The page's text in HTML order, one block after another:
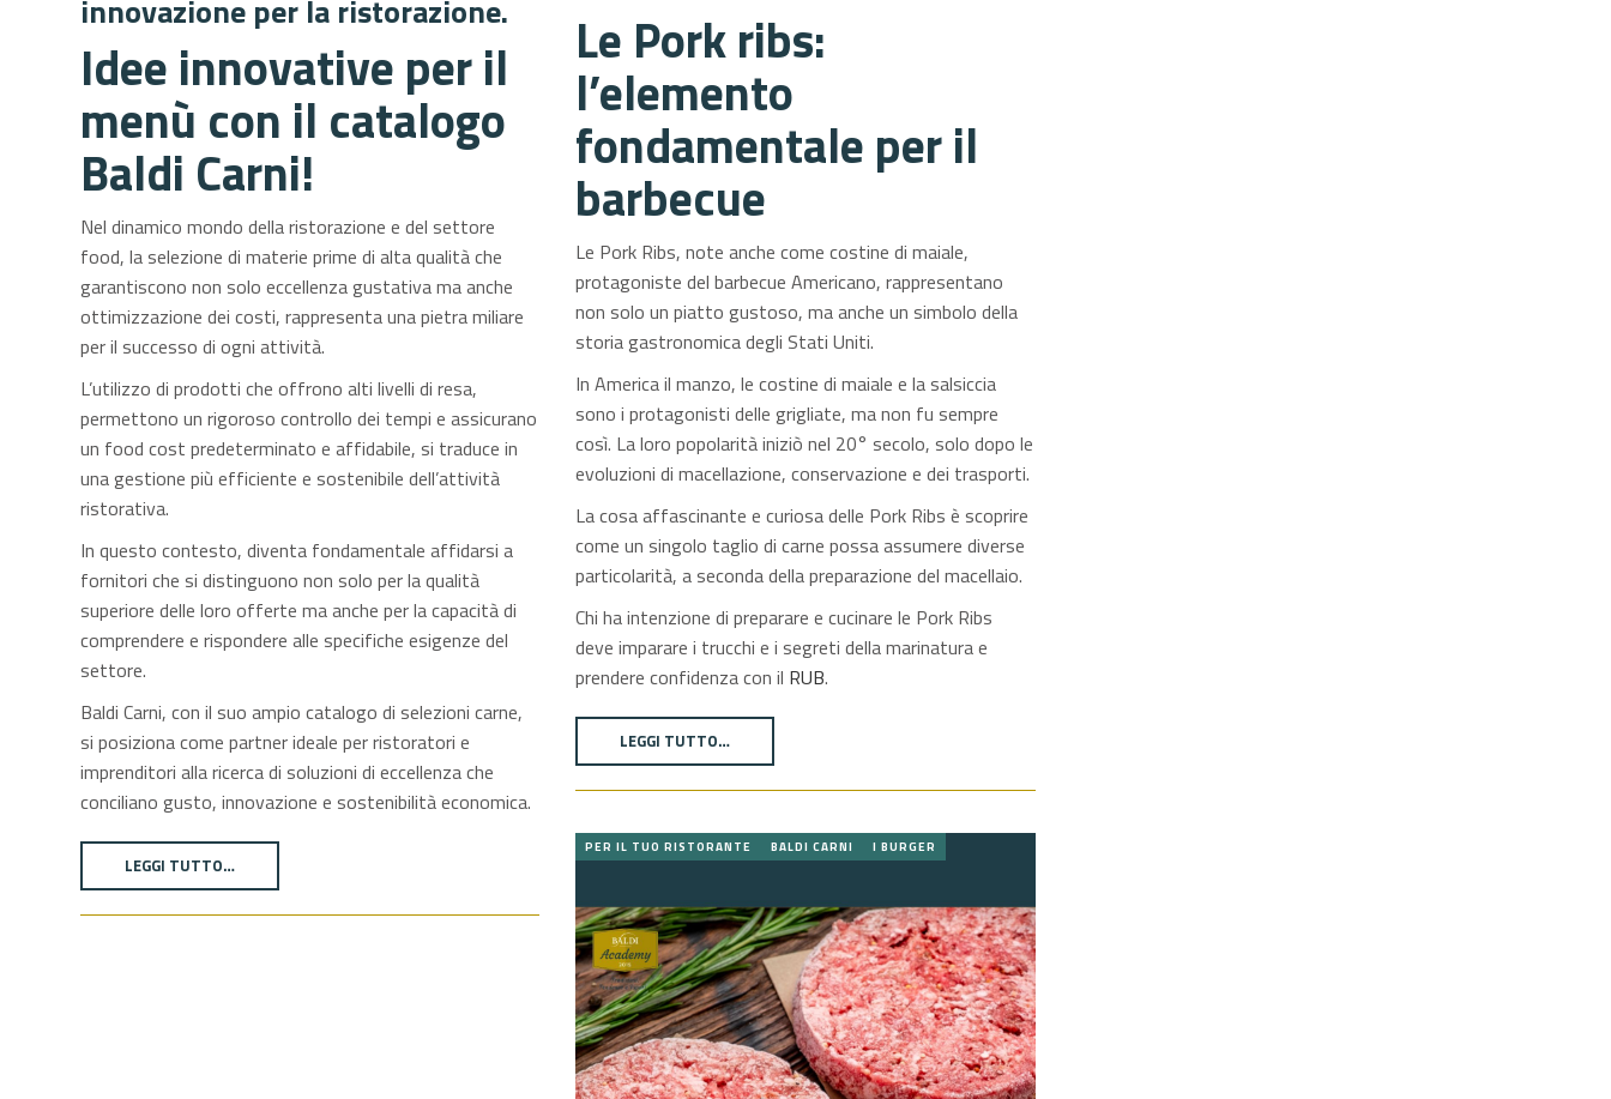
innovazione per la ristorazione.
Idee innovative per il
menù con il catalogo
Baldi Carni!
Nel dinamico mondo della ristorazione e del settore
food, la selezione di materie prime di alta qualità che
garantiscono non solo eccellenza gustativa ma anche
ottimizzazione dei costi, rappresenta una pietra miliare
per il successo di ogni attività.
L’utilizzo di prodotti che offrono alti livelli di resa,
permettono un rigoroso controllo dei tempi e assicurano
un food cost predeterminato e affidabile, si traduce in
una gestione più efficiente e sostenibile dell’attività
ristorativa.
In questo contesto, diventa fondamentale affidarsi a
fornitori che si distinguono non solo per la qualità
superiore delle loro offerte ma anche per la capacità di
comprendere e rispondere alle specifiche esigenze del
settore.
Baldi Carni, con il suo ampio catalogo di selezioni carne,
si posiziona come partner ideale per ristoratori e
imprenditori alla ricerca di soluzioni di eccellenza che
conciliano gusto, innovazione e sostenibilità economica.
LEGGI TUTTO…
Le Pork ribs:
l’elemento
fondamentale per il
barbecue
Le Pork Ribs, note anche come costine di maiale,
protagoniste del barbecue Americano, rappresentano
non solo un piatto gustoso, ma anche un simbolo della
storia gastronomica degli Stati Uniti.
In America il manzo, le costine di maiale e la salsiccia
sono i protagonisti delle grigliate, ma non fu sempre
così. La loro popolarità iniziò nel 20° secolo, solo dopo le
evoluzioni di macellazione, conservazione e dei trasporti.
La cosa affascinante e curiosa delle Pork Ribs è scoprire
come un singolo taglio di carne possa assumere diverse
particolarità, a seconda della preparazione del macellaio.
Chi ha intenzione di preparare e cucinare le Pork Ribs
deve imparare i trucchi e i segreti della marinatura e
prendere confidenza con il RUB.
LEGGI TUTTO…
PER IL TUO RISTORANTE BALDI CARNI I BURGER